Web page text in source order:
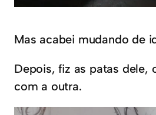
Mas acabei mudando de
Depois, fiz as patas dele,
com a outra.